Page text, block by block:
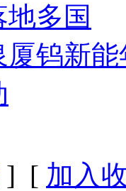
多国
厦钨新
] [ 加入